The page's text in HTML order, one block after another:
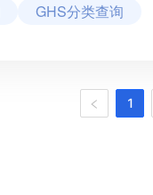
GHS分类查询
1